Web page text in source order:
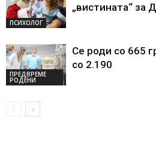
ПСИХОЛОГ
„вистината“ за
ПРЕДВРЕМЕ
РОДЕНИ
Се роди со 665
со 2.190